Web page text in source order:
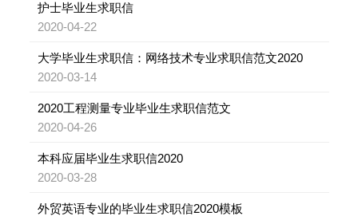
护士毕业生求职信
2020-04-22
大学毕业生求职信：网络技术专业求职信范文2020
2020-03-14
2020工程测量专业毕业生求职信范文
2020-04-26
本科应届毕业生求职信2020
2020-03-28
外贸英语专业的毕业生求职信2020模板